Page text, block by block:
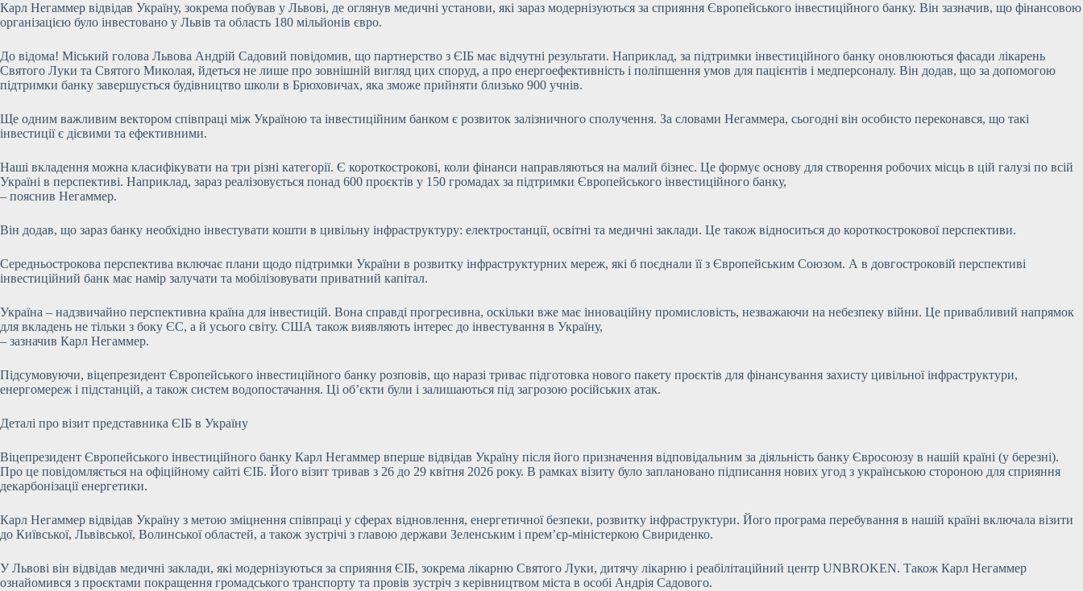
Карл Негаммер відвідав Україну, зокрема побував у Львові, де оглянув медичні установи, які зараз модернізуються за сприяння Європейського інвестиційного банку. Він зазначив, що фінансовою
організацією було інвестовано у Львів та область 180 мільйонів євро.
До відома! Міський голова Львова Андрій Садовий повідомив, що партнерство з ЄІБ має відчутні результати. Наприклад, за підтримки інвестиційного банку оновлюються фасади лікарень
Святого Луки та Святого Миколая, йдеться не лише про зовнішній вигляд цих споруд, а про енергоефективність і поліпшення умов для пацієнтів і медперсоналу. Він додав, що за допомогою
підтримки банку завершується будівництво школи в Брюховичах, яка зможе прийняти близько 900 учнів.
Ще одним важливим вектором співпраці між Україною та інвестиційним банком є розвиток залізничного сполучення. За словами Негаммера, сьогодні він особисто переконався, що такі
інвестиції є дієвими та ефективними.
Наші вкладення можна класифікувати на три різні категорії. Є короткострокові, коли фінанси направляються на малий бізнес. Це формує основу для створення робочих місць в цій галузі по всій
Україні в перспективі. Наприклад, зараз реалізовується понад 600 проєктів у 150 громадах за підтримки Європейського інвестиційного банку,
– пояснив Негаммер.
Він додав, що зараз банку необхідно інвестувати кошти в цивільну інфраструктуру: електростанції, освітні та медичні заклади. Це також відноситься до короткострокової перспективи.
Середньострокова перспектива включає плани щодо підтримки України в розвитку інфраструктурних мереж, які б поєднали її з Європейським Союзом. А в довгостроковій перспективі
інвестиційний банк має намір залучати та мобілізовувати приватний капітал.
Україна – надзвичайно перспективна країна для інвестицій. Вона справді прогресивна, оскільки вже має інноваційну промисловість, незважаючи на небезпеку війни. Це привабливий напрямок
для вкладень не тільки з боку ЄС, а й усього світу. США також виявляють інтерес до інвестування в Україну,
– зазначив Карл Негаммер.
Підсумовуючи, віцепрезидент Європейського інвестиційного банку розповів, що наразі триває підготовка нового пакету проєктів для фінансування захисту цивільної інфраструктури,
енергомереж і підстанцій, а також систем водопостачання. Ці об’єкти були і залишаються під загрозою російських атак.
Деталі про візит представника ЄІБ в Україну
Віцепрезидент Європейського інвестиційного банку Карл Негаммер вперше відвідав Україну після його призначення відповідальним за діяльність банку Євросоюзу в нашій країні (у березні).
Про це повідомляється на офіційному сайті ЄІБ. Його візит тривав з 26 до 29 квітня 2026 року. В рамках візиту було заплановано підписання нових угод з українською стороною для сприяння
декарбонізації енергетики.
Карл Негаммер відвідав Україну з метою зміцнення співпраці у сферах відновлення, енергетичної безпеки, розвитку інфраструктури. Його програма перебування в нашій країні включала візити
до Київської, Львівської, Волинської областей, а також зустрічі з главою держави Зеленським і прем’єр-міністеркою Свириденко.
У Львові він відвідав медичні заклади, які модернізуються за сприяння ЄІБ, зокрема лікарню Святого Луки, дитячу лікарню і реабілітаційний центр UNBROKEN. Також Карл Негаммер
ознайомився з проєктами покращення громадського транспорту та провів зустріч з керівництвом міста в особі Андрія Садового.